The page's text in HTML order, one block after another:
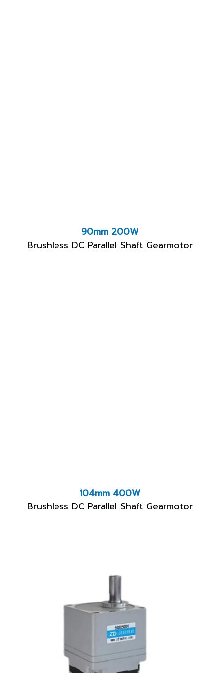
90mm 200W
Brushless DC Parallel Shaft Gearmotor
104mm 400W
Brushless DC Parallel Shaft Gearmotor